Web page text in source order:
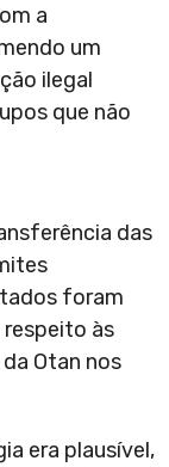
a
um
ilegal
que não
das
foram
respeito às
Otan nos
era plausível,